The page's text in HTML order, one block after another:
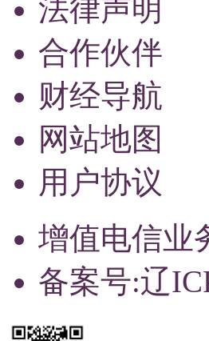
法律声明
合作伙伴
财经导航
网站地图
用户协议
增值电信业
备案号:辽